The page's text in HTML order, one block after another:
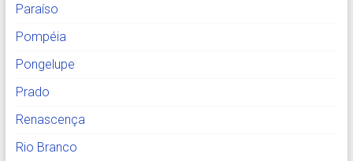
Paraíso
Pompéia
Pongelupe
Prado
Renascença
Rio Branco